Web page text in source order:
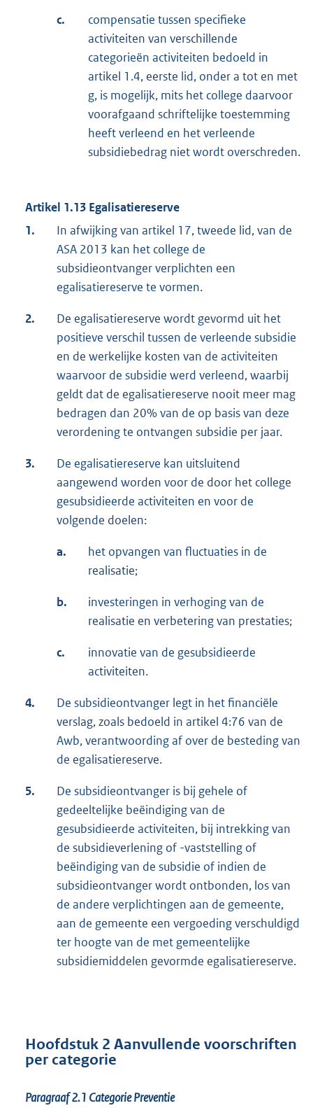
c.
compensatie tussen specifieke
activiteiten van verschillende
categorieën activiteiten bedoeld in
artikel 1.4, eerste lid, onder a tot en met
g, is mogelijk, mits het college daarvoor
voorafgaand schriftelijke toestemming
heeft verleend en het verleende
subsidiebedrag niet wordt overschreden.
Artikel 1.13 Egalisatiereserve
1.
In afwijking van artikel 17, tweede lid, van de
ASA 2013 kan het college de
subsidieontvanger verplichten een
egalisatiereserve te vormen.
2.
De egalisatiereserve wordt gevormd uit het
positieve verschil tussen de verleende subsidie
en de werkelijke kosten van de activiteiten
waarvoor de subsidie werd verleend, waarbij
geldt dat de egalisatiereserve nooit meer mag
bedragen dan 20% van de op basis van deze
verordening te ontvangen subsidie per jaar.
3.
De egalisatiereserve kan uitsluitend
aangewend worden voor de door het college
gesubsidieerde activiteiten en voor de
volgende doelen:
a.
het opvangen van fluctuaties in de
realisatie;
b.
investeringen in verhoging van de
realisatie en verbetering van prestaties;
c.
innovatie van de gesubsidieerde
activiteiten.
4.
De subsidieontvanger legt in het financiële
verslag, zoals bedoeld in artikel 4:76 van de
Awb, verantwoording af over de besteding van
de egalisatiereserve.
5.
De subsidieontvanger is bij gehele of
gedeeltelijke beëindiging van de
gesubsidieerde activiteiten, bij intrekking van
de subsidieverlening of -vaststelling of
beëindiging van de subsidie of indien de
subsidieontvanger wordt ontbonden, los van
de andere verplichtingen aan de gemeente,
aan de gemeente een vergoeding verschuldigd
ter hoogte van de met gemeentelijke
subsidiemiddelen gevormde egalisatiereserve.
Hoofdstuk 2 Aanvullende voorschriften
per categorie
Paragraaf 2.1 Categorie Preventie